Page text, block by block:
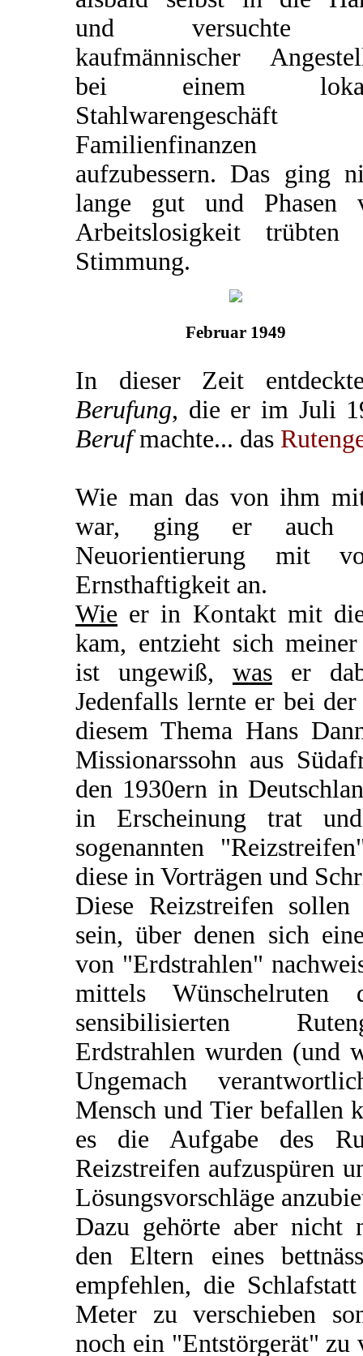
und versuchte
kaufmännischer
bei einem
Stahlwarengeschäft
Familienfinanzen
aufzubessern. Das ging
lange gut und Phasen
Arbeitslosigkeit trübten
Stimmung.
Februar 1949
In dieser Zeit
Berufung, die er im Juli
Berufmachte... das
Wie man das von ihm
war, ging er auch
Neuorientierung mit
Ernsthaftigkeit an.
Wie er in Kontakt mit
kam, entzieht sich
ist ungewiß, was er
Jedenfalls lernte er bei
diesem Thema Hans
Missionarssohn aus
den 1930ern in
in Erscheinung trat
sogenannten
diese in Vorträgen und
Diese Reizstreifen
sein, über denen sich
von "Erdstrahlen"
mittels
sensibilisierten
Erdstrahlen wurden (und
Ungemach
Mensch und Tier befallen
es die Aufgabe des
Reizstreifen aufzuspüren
Lösungsvorschläge
Dazu gehörte aber nicht
den Eltern eines
empfehlen, die
Meter zu verschieben
noch ein "Entstörgerät" zu